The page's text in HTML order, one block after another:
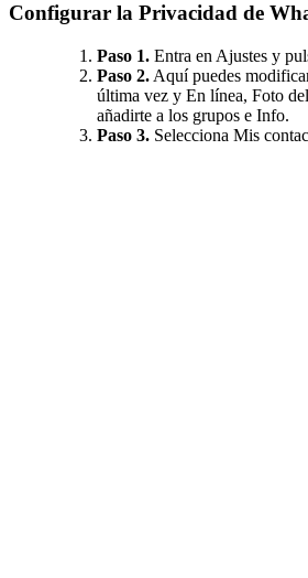
Configurar la Privacidad de
Paso 1. Entra en Ajustes y
Paso 2. Aquí puedes
última vez y En línea, Foto
añadirte a los grupos e Info.
Paso 3. Selecciona Mis